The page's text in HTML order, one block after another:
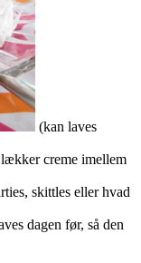
(kan laves
creme imellem
skittles eller hvad
dagen før, så den